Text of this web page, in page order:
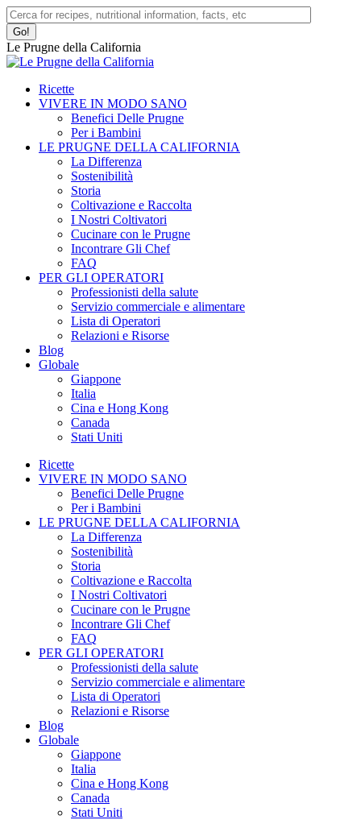
Skip
to
content
Facebook
page
opens
in
new
window
Instagram
page
opens
in
new
window
Search:
Le Prugne della California
Ricette
VIVERE IN MODO SANO
Benefici Delle Prugne
Per i Bambini
LE PRUGNE DELLA CALIFORNIA
La Differenza
Sostenibilità
Storia
Coltivazione e Raccolta
I Nostri Coltivatori
Cucinare con le Prugne
Incontrare Gli Chef
FAQ
PER GLI OPERATORI
Professionisti della salute
Servizio commerciale e alimentare
Lista di Operatori
Relazioni e Risorse
Blog
Globale
Giappone
Italia
Cina e Hong Kong
Canada
Stati Uniti
Ricette
VIVERE IN MODO SANO
Benefici Delle Prugne
Per i Bambini
LE PRUGNE DELLA CALIFORNIA
La Differenza
Sostenibilità
Storia
Coltivazione e Raccolta
I Nostri Coltivatori
Cucinare con le Prugne
Incontrare Gli Chef
FAQ
PER GLI OPERATORI
Professionisti della salute
Servizio commerciale e alimentare
Lista di Operatori
Relazioni e Risorse
Blog
Globale
Giappone
Italia
Cina e Hong Kong
Canada
Stati Uniti